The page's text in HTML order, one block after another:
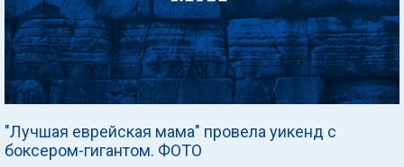
"Лучшая еврейская мама" провела уикенд с
боксером-гигантом. ФОТО